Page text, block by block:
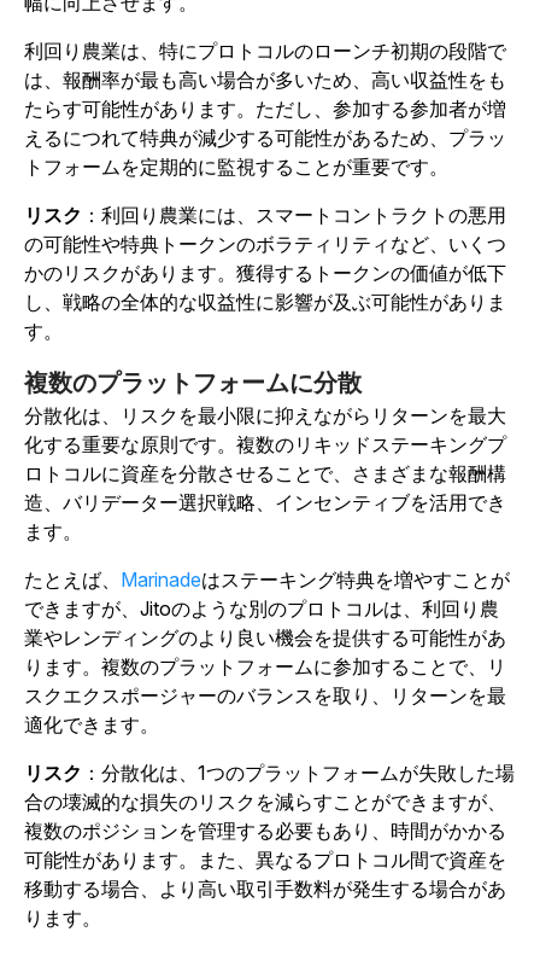
利回り農業は、特にプロトコルのローンチ初期の段階で
は、報酬率が最も高い場合が多いため、高い収益性をも
たらす可能性があります。ただし、参加する参加者が増
えるにつれて特典が減少する可能性があるため、プラッ
トフォームを定期的に監視することが重要です。
リスク ：利回り農業には、スマートコントラクトの悪用
の可能性や特典トークンのボラティリティなど、いくつ
かのリスクがあります。獲得するトークンの価値が低下
し、戦略の全体的な収益性に影響が及ぶ可能性がありま
す。
複数のプラットフォームに分散
分散化は、リスクを最小限に抑えながらリターンを最大
化する重要な原則です。複数のリキッドステーキングプ
ロトコルに資産を分散させることで、さまざまな報酬構
造、バリデーター選択戦略、インセンティブを活用でき
ます。
たとえば、 Marinadeはステーキング特典を増やすことが
できますが、Jitoのような別のプロトコルは、利回り農
業やレンディングのより良い機会を提供する可能性があ
ります。 複数のプラットフォームに参加することで、リ
スクエクスポージャーのバランスを取り、リターンを最
適化できます。
リスク ：分散化は、1つのプラットフォームが失敗した場
合の壊滅的な損失のリスクを減らすことができますが、
複数のポジションを管理する必要もあり、時間がかかる
可能性があります。また、異なるプロトコル間で資産を
移動する場合、より高い取引手数料が発生する場合があ
ります。